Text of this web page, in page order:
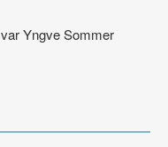
Yngve Sommer